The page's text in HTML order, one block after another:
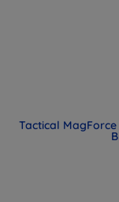
Tactical